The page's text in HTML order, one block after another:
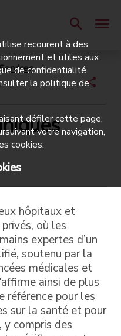
hôpitaux et
où les
expertes d’un
soutenu par la
médicales et
ainsi de plus
référence pour les
sur la santé et pour
y compris des
recourent à des
et utiles aux
de confidentialité.
la politique de
défiler cette page,
votre navigation,
cookies.